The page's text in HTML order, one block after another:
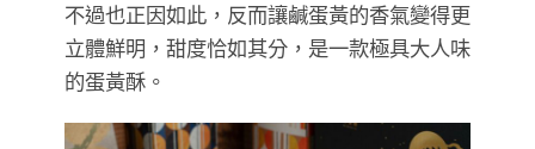
不過也正因如此，反而讓鹹蛋黃的香氣變得更
立體鮮明，甜度恰如其分，是一款極具大人味
的蛋黃酥。